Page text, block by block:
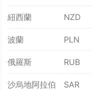
紐西蘭 NZD
波蘭 PLN
俄羅斯 RUB
沙烏地阿拉伯 SAR